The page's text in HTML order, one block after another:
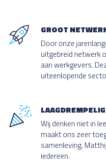
GROOT
Door onze
uitgebreid netwerk
aan werkgevers.
uiteenlopende
Wij denken niet in
maakt ons zeer
samenleving.
iedereen.